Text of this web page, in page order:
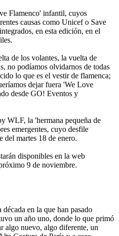
Flamenco' infantil, cuyos
causas como Unicef o Save
en esta edición, en el
de los volantes, la vuelta de
no podíamos olvidarnos de todas
lo que es el vestir de flamenca;
dejar fuera 'We Love
desde GO! Eventos y
WLF, la 'hermana pequeña de
emergentes, cuyo desfile
del martes 18 de enero.
disponibles en la web
9 de noviembre.
en la que han pasado
un año uno, donde lo que primó
algo nuevo, algo diferente, un